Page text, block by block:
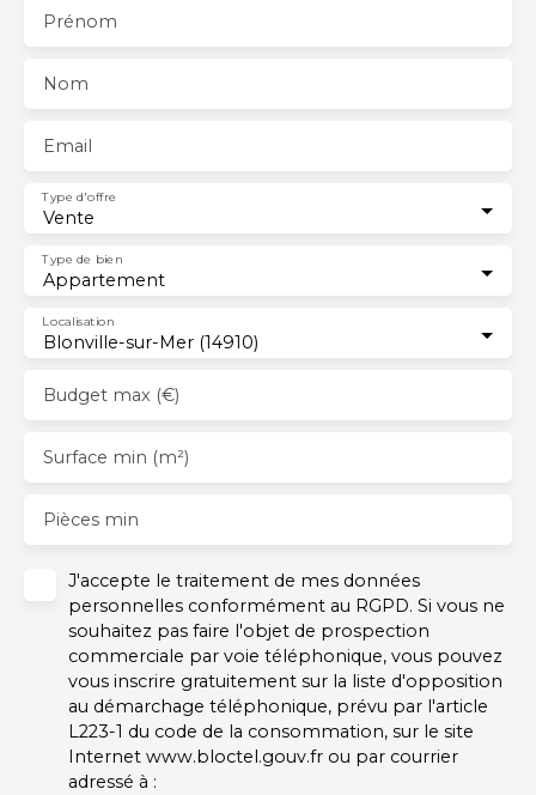
Prénom
Nom
Email
Vente
Type d'offre
Appartement
Type de bien
Blonville-sur-Mer (14910)
Localisation
Budget max (€)
Surface min (m²)
Pièces min
J'accepte le traitement de mes données
personnelles conformément au RGPD. Si vous ne
souhaitez pas faire l'objet de prospection
commerciale par voie téléphonique, vous pouvez
vous inscrire gratuitement sur la liste d'opposition
au démarchage téléphonique, prévu par l'article
L223-1 du code de la consommation, sur le site
Internet www.bloctel.gouv.fr ou par courrier
adressé à :